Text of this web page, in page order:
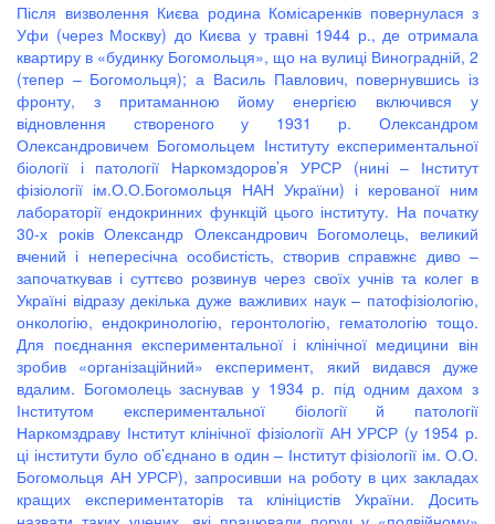
Після визволення Києва родина Комісаренків повернулася з
Уфи (через Москву) до Києва у травні 1944 р., де отримала
квартиру в «будинку Богомольця», що на вулиці Виноградній, 2
(тепер – Богомольця); а Василь Павлович, повернувшись із
фронту, з притаманною йому енергією включився у
відновлення створеного у 1931 р. Олександром
Олександровичем Богомольцем Інституту експериментальної
біології і патології Наркомздоров’я УРСР (нині – Інститут
фізіології ім.О.О.Богомольця НАН України) і керованої ним
лабораторії ендокринних функцій цього інституту. На початку
30-х років Олександр Олександрович Богомолець, великий
вчений і непересічна особистість, створив справжнє диво –
започаткував і суттєво розвинув через своїх учнів та колег в
Україні відразу декілька дуже важливих наук – патофізіологію,
онкологію, ендокринологію, геронтологію, гематологію тощо.
Для поєднання експериментальної і клінічної медицини він
зробив «організаційний» експеримент, який видався дуже
вдалим. Богомолець заснував у 1934 р. під одним дахом з
Інститутом експериментальної біології й патології
Наркомздраву Інститут клінічної фізіології АН УРСР (у 1954 р.
ці інститути було об’єднано в один – Інститут фізіології ім. О.О.
Богомольця АН УРСР), запросивши на роботу в цих закладах
кращих експериментаторів та клініцистів України. Досить